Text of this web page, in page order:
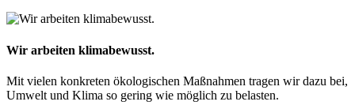
Wir arbeiten klimabewusst.
Mit vielen konkreten ökologischen Maßnahmen tragen wir dazu bei,
Umwelt und Klima so gering wie möglich zu belasten.